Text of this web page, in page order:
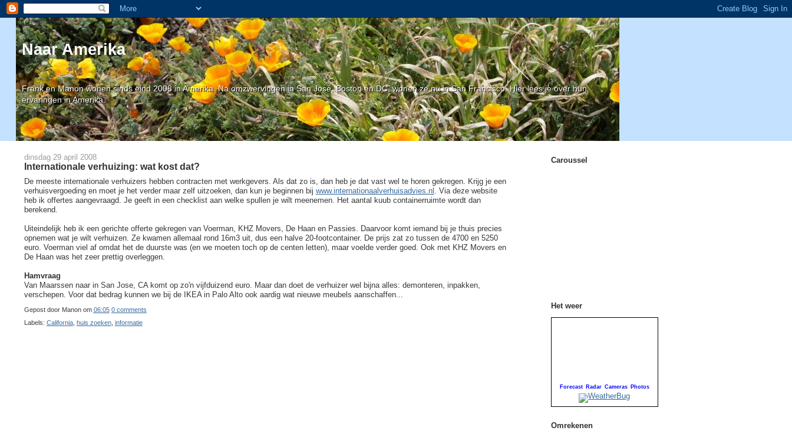
Naar Amerika
Frank en Manon wonen sinds eind 2008 in Amerika. Na omzwervingen in San Jose, Boston en DC, wonen ze nu in San Francisco. Hier lees je over hun
ervaringen in Amerika.
dinsdag 29 april 2008
Internationale verhuizing: wat kost dat?
De meeste internationale verhuizers hebben contracten met werkgevers. Als dat zo is, dan heb je dat vast wel te horen gekregen. Krijg je een
verhuisvergoeding en moet je het verder maar zelf uitzoeken, dan kun je beginnen bij www.internationaalverhuisadvies.nl . Via deze website
heb ik offertes aangevraagd. Je geeft in een checklist aan welke spullen je wilt meenemen. Het aantal kuub containerruimte wordt dan
berekend.
Uiteindelijk heb ik een gerichte offerte gekregen van Voerman, KHZ Movers, De Haan en Passies. Daarvoor komt iemand bij je thuis precies
opnemen wat je wilt verhuizen. Ze kwamen allemaal rond 16m3 uit, dus een halve 20-footcontainer. De prijs zat zo tussen de 4700 en 5250
euro. Voerman viel af omdat het de duurste was (en we moeten toch op de centen letten), maar voelde verder goed. Ook met KHZ Movers en
De Haan was het zeer prettig overleggen.
Hamvraag
Van Maarssen naar in San Jose, CA komt op zo'n vijfduizend euro. Maar dan doet de verhuizer wel bijna alles: demonteren, inpakken,
verschepen. Voor dat bedrag kunnen we bij de IKEA in Palo Alto ook aardig wat nieuwe meubels aanschaffen...
Gepost door Manon om 06:05 0 comments
Labels: California, huis zoeken, informatie
Caroussel
Het weer
Forecast Radar Cameras Photos
Omrekenen